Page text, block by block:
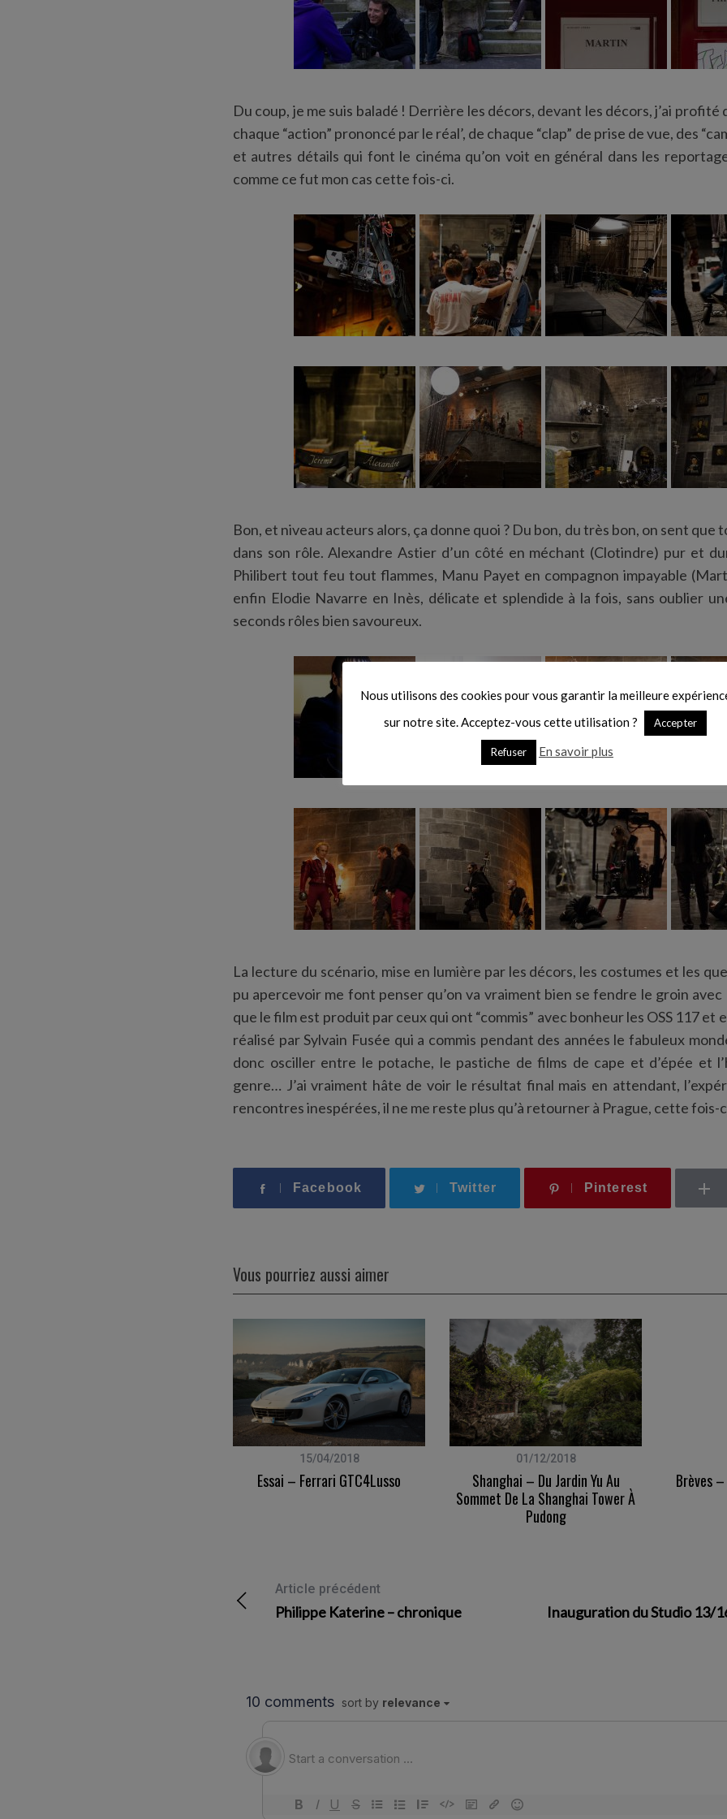
Du coup, je me suis baladé ! Derrière les décors, devant les décors, j’ai profité
chaque “action” prononcé par le réal’, de chaque “clap” de prise de vue, des
et autres détails qui font le cinéma qu’on voit en général dans les
comme ce fut mon cas cette fois-ci.
Bon, et niveau acteurs alors, ça donne quoi ? Du bon, du très bon, on sent que
dans son rôle. Alexandre Astier d’un côté en méchant (Clotindre) pur et
Philibert tout feu tout flammes, Manu Payet en compagnon impayable
enfin Elodie Navarre en Inès, délicate et splendide à la fois, sans oublier
seconds rôles bien savoureux.
La lecture du scénario, mise en lumière par les décors, les costumes et les
pu apercevoir me font penser qu’on va vraiment bien se fendre le groin
que le film est produit par ceux qui ont “commis” avec bonheur les OSS 117 et
réalisé par Sylvain Fusée qui a commis pendant des années le fabuleux
donc osciller entre le potache, le pastiche de films de cape et d’épée et
genre… J’ai vraiment hâte de voir le résultat final mais en attendant,
rencontres inespérées, il ne me reste plus qu’à retourner à Prague, cette fois-
Facebook Twitter Pinterest
Vous pourriez aussi aimer
15/04/2018
Essai – Ferrari GTC4Lusso
01/12/2018
Shanghai – Du Jardin Yu Au
Sommet De La Shanghai Tower À
Pudong
Brèves
Article précédent
Philippe Katerine – chronique Inauguration du Studio 13/
Nous utilisons des cookies pour vous garantir la meilleure
sur notre site. Acceptez-vous cette utilisation ?
Accepter
Refuser En savoir plus